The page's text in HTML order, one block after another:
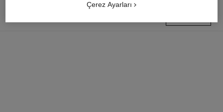
Çerez Ayarları